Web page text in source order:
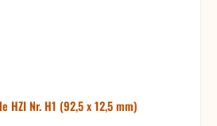
HZI Nr. H1 (92,5 x 12,5 mm)